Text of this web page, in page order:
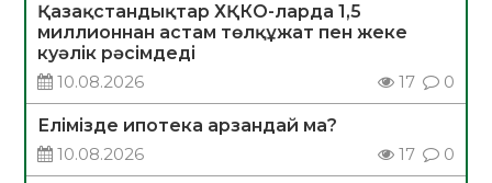
Қазақстандықтар ХҚКО-ларда 1,5
миллионнан астам төлқұжат пен жеке
куәлік рәсімдеді
10.08.2026
17 0
Елімізде ипотека арзандай ма?
10.08.2026
17 0